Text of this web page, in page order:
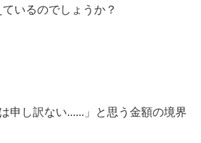
いるのでしょうか？
申し訳ない......」と思う金額の境界